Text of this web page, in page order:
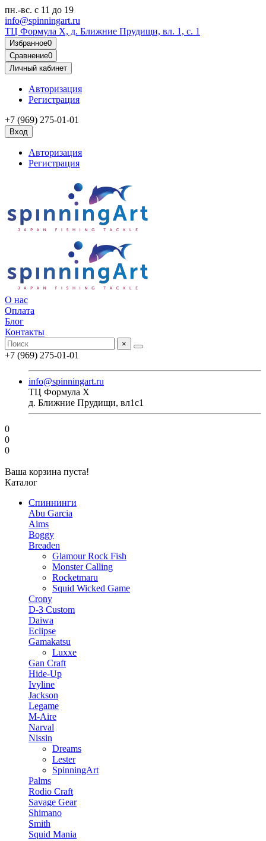
пн.-вс. с 11 до 19
info@spinningart.ru
ТЦ Формула X, д. Ближние Прудищи, вл. 1, с. 1
Избранное0
Сравнение0
Личный кабинет
Авторизация
Регистрация
+7 (969) 275-01-01
Вход
Авторизация
Регистрация
О нас
Оплата
Блог
Контакты
×
+7 (969) 275-01-01
info@spinningart.ru
ТЦ Формула X
д. Ближние Прудищи, вл1с1
0
0
0
Ваша корзина пуста!
Каталог
Спиннинги
Abu Garcia
Aims
Boggy
Breaden
Glamour Rock Fish
Monster Calling
Rocketmaru
Squid Wicked Game
Crony
D-3 Custom
Daiwa
Eclipse
Gamakatsu
Luxxe
Gan Craft
Hide-Up
Ivyline
Jackson
Legame
M-Aire
Narval
Nissin
Dreams
Lester
SpinningArt
Palms
Rodio Craft
Savage Gear
Shimano
Smith
Squid Mania